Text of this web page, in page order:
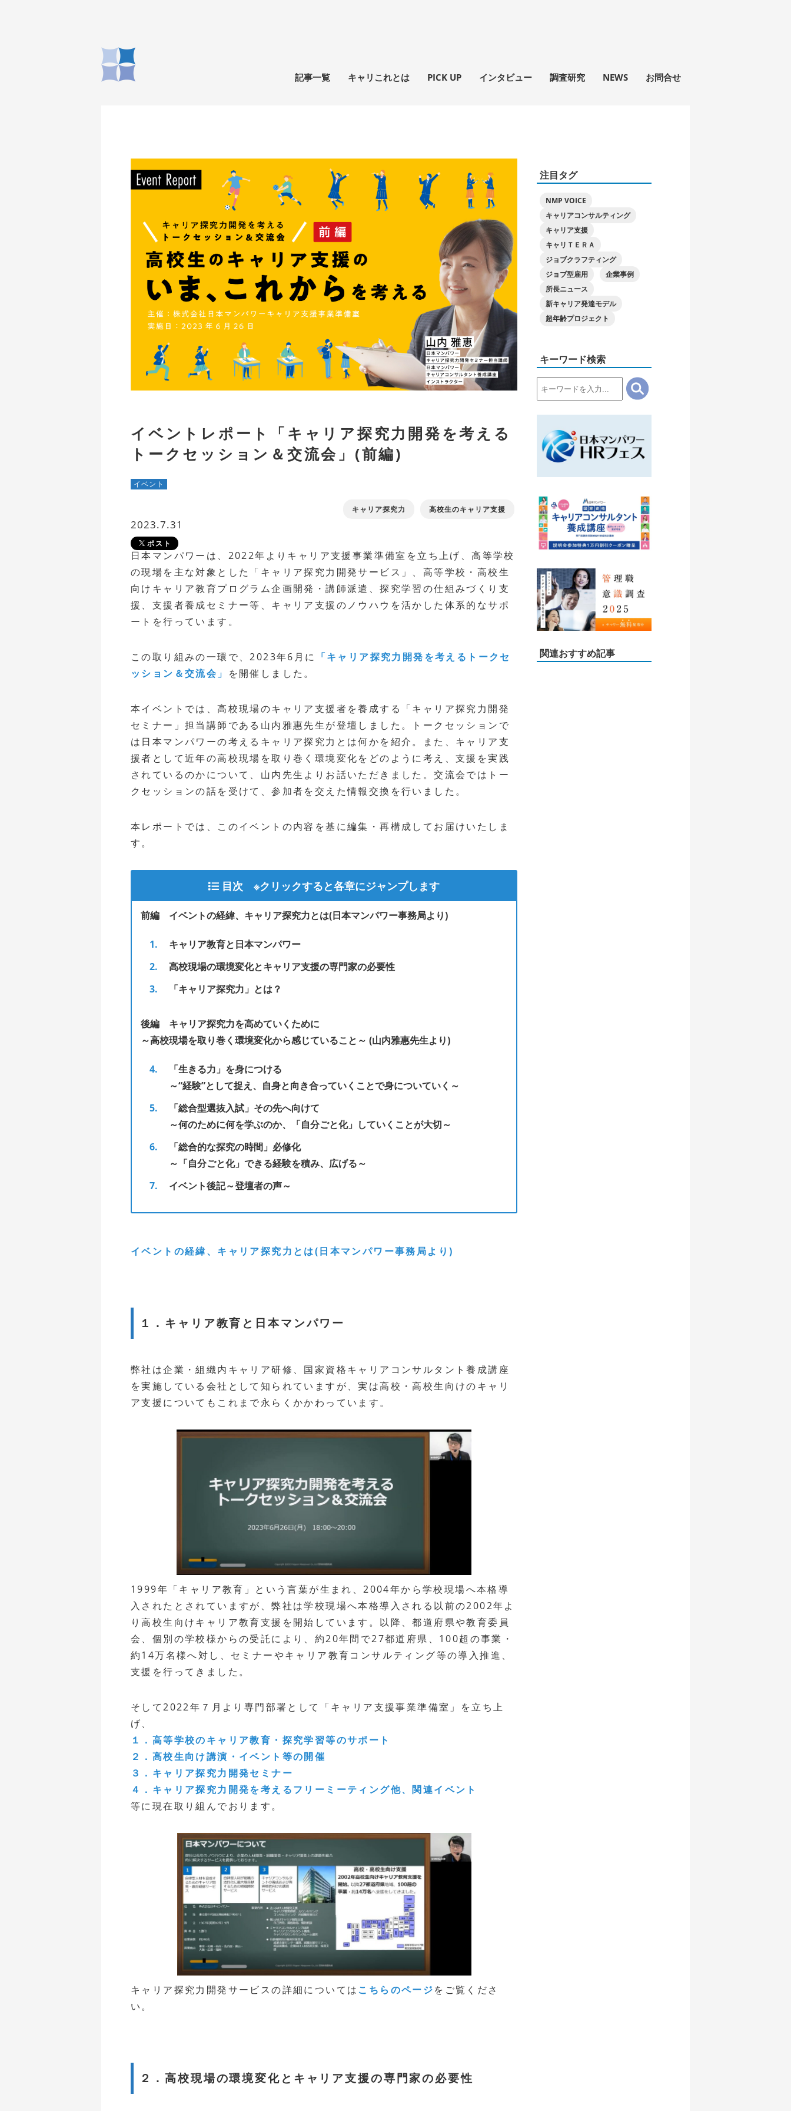
記事一覧 キャリこれとは PICK UP インタビュー 調査研究 NEWS お問合せ
注目タグ
NMP VOICE
キャリアコンサルティング
キャリア支援
キャリＴＥＲＡ
ジョブクラフティング
ジョブ型雇用
企業事例
所長ニュース
新キャリア発達モデル
超年齢プロジェクト
キーワード検索
関連おすすめ記事
イベントレポート「キャリア探究力開発を考える
トークセッション＆交流会」(前編)
イベント
キャリア探究力 高校生のキャリア支援
2023.7.31
ポスト
日本マンパワーは、2022年よりキャリア支援事業準備室を立ち上げ、高等学校
の現場を主な対象とした「キャリア探究力開発サービス」、高等学校・高校生
向けキャリア教育プログラム企画開発・講師派遣、探究学習の仕組みづくり支
援、支援者養成セミナー等、キャリア支援のノウハウを活かした体系的なサポ
ートを行っています。
この取り組みの一環で、2023年6月に 「キャリア探究力開発を考えるトークセ
ッション＆交流会」 を開催しました。
本イベントでは、高校現場のキャリア支援者を養成する「キャリア探究力開発
セミナー」担当講師である山内雅惠先生が登壇しました。トークセッションで
は日本マンパワーの考えるキャリア探究力とは何かを紹介。また、キャリア支
援者として近年の高校現場を取り巻く環境変化をどのように考え、支援を実践
されているのかについて、山内先生よりお話いただきました。交流会ではトー
クセッションの話を受けて、参加者を交えた情報交換を行いました。
本レポートでは、このイベントの内容を基に編集・再構成してお届けいたしま
す。
目次 ※クリックすると各章にジャンプします
前編 イベントの経緯、キャリア探究力とは(日本マンパワー事務局より)
キャリア教育と日本マンパワー
高校現場の環境変化とキャリア支援の専門家の必要性
「キャリア探究力」とは？
後編 キャリア探究力を高めていくために
～高校現場を取り巻く環境変化から感じていること～ (山内雅惠先生より)
「生きる力」を身につける
～“経験”として捉え、自身と向き合っていくことで身についていく～
「総合型選抜入試」その先へ向けて
～何のために何を学ぶのか、「自分ごと化」していくことが大切～
「総合的な探究の時間」必修化
～「自分ごと化」できる経験を積み、広げる～
イベント後記～登壇者の声～
イベントの経緯、キャリア探究力とは(日本マンパワー事務局より)
１．キャリア教育と日本マンパワー
弊社は企業・組織内キャリア研修、国家資格キャリアコンサルタント養成講座
を実施している会社として知られていますが、実は高校・高校生向けのキャリ
ア支援についてもこれまで永らくかかわっています。
1999年「キャリア教育」という言葉が生まれ、2004年から学校現場へ本格導
入されたとされていますが、弊社は学校現場へ本格導入される以前の2002年よ
り高校生向けキャリア教育支援を開始しています。以降、都道府県や教育委員
会、個別の学校様からの受託により、約20年間で27都道府県、100超の事業・
約14万名様へ対し、セミナーやキャリア教育コンサルティング等の導入推進、
支援を行ってきました。
そして2022年７月より専門部署として「キャリア支援事業準備室」を立ち上
げ、
１．高等学校のキャリア教育・探究学習等のサポート
２．高校生向け講演・イベント等の開催
３．キャリア探究力開発セミナー
４．キャリア探究力開発を考えるフリーミーティング他、関連イベント
等に現在取り組んでおります。
キャリア探究力開発サービスの詳細については こちらのページをご覧くださ
い。
２．高校現場の環境変化とキャリア支援の専門家の必要性